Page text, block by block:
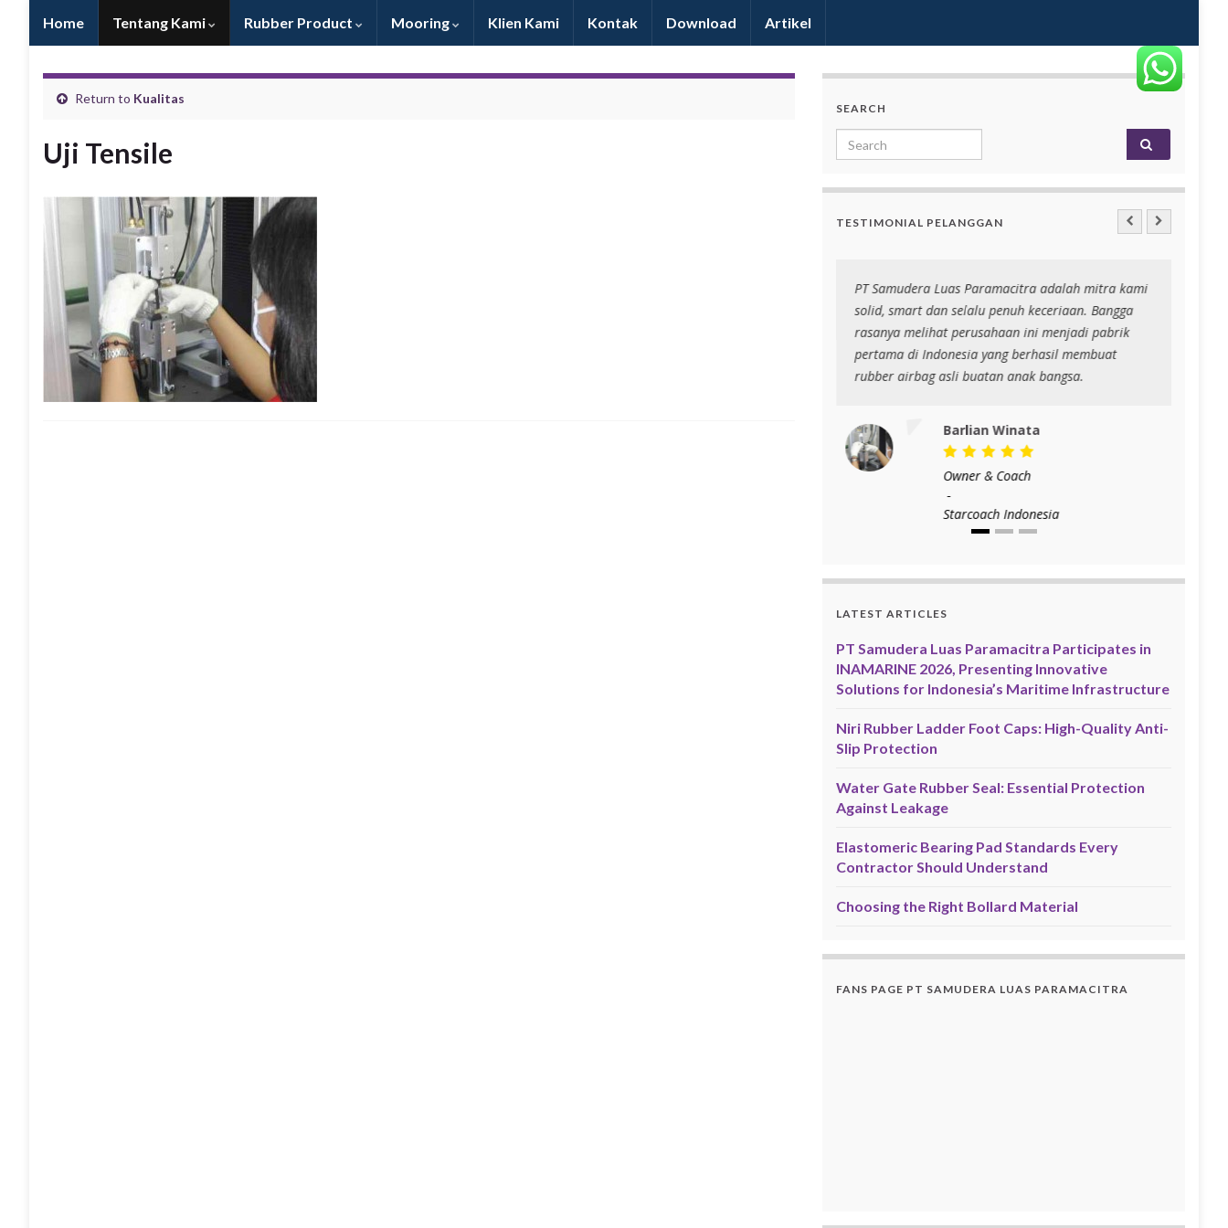
Home Tentang Kami Rubber Product Mooring Klien Kami Kontak Download Artikel
Return to Kualitas
Uji Tensile
SEARCH
Search for:
TESTIMONIAL PELANGGAN
PT Samudera Luas Paramacitra adalah mitra kami
solid, smart dan selalu penuh keceriaan. Bangga
rasanya melihat perusahaan ini menjadi pabrik
pertama di Indonesia yang berhasil membuat
rubber airbag asli buatan anak bangsa.
Barlian Winata
Owner & Coach
-
Starcoach Indonesia
LATEST ARTICLES
PT Samudera Luas Paramacitra Participates in
INAMARINE 2026, Presenting Innovative
Solutions for Indonesia’s Maritime Infrastructure
Niri Rubber Ladder Foot Caps: High-Quality Anti-
Slip Protection
Water Gate Rubber Seal: Essential Protection
Against Leakage
Elastomeric Bearing Pad Standards Every
Contractor Should Understand
Choosing the Right Bollard Material
FANS PAGE PT SAMUDERA LUAS PARAMACITRA